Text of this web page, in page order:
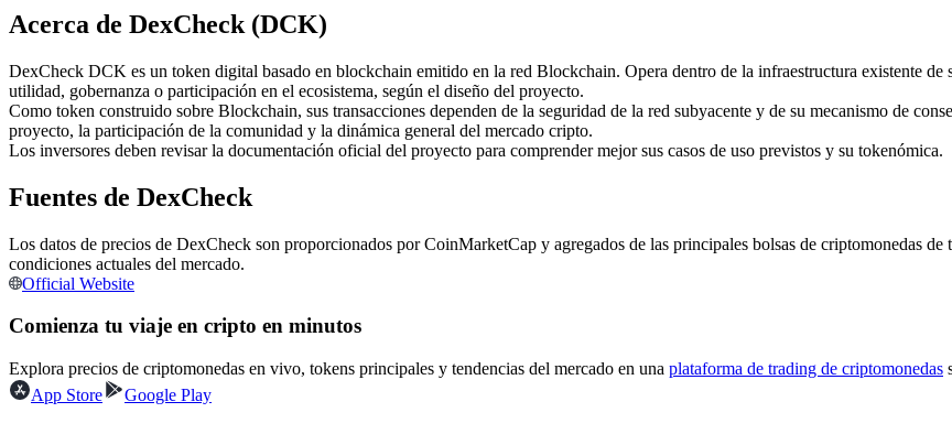
Derivados de acciones, divisas, metales preciosos y materias primas
Futuros del USDC
Futuros que utilizan USDC como garantía
Acerca de DexCheck (DCK)
DexCheck DCK es un token digital basado en blockchain emitido en la red Blockchain. Opera dentro de la infraestructura existente
utilidad, gobernanza o participación en el ecosistema, según el diseño del proyecto.
Como token construido sobre Blockchain, sus transacciones dependen de la seguridad de la red subyacente y de su mecanismo de
proyecto, la participación de la comunidad y la dinámica general del mercado cripto.
Los inversores deben revisar la documentación oficial del proyecto para comprender mejor sus casos de uso previstos y su tokenómica.
Fuentes de DexCheck
Los datos de precios de DexCheck son proporcionados por CoinMarketCap y agregados de las principales bolsas de criptomonedas
condiciones actuales del mercado.
Official Website
Comienza tu viaje en cripto en minutos
Explora precios de criptomonedas en vivo, tokens principales y tendencias del mercado en una plataforma de trading de criptomonedas
App Store
Google Play